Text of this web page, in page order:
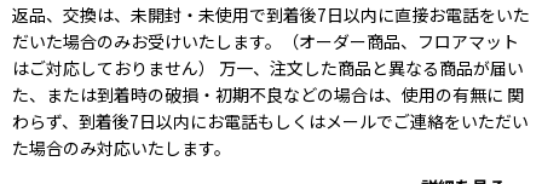
返品、交換は、未開封・未使用で到着後7日以内に直接お電話をいた
だいた場合のみお受けいたします。（オーダー商品、フロアマット
はご対応しておりません） 万一、注文した商品と異なる商品が届い
た、または到着時の破損・初期不良などの場合は、使用の有無に 関
わらず、到着後7日以内にお電話もしくはメールでご連絡をいただい
た場合のみ対応いたします。